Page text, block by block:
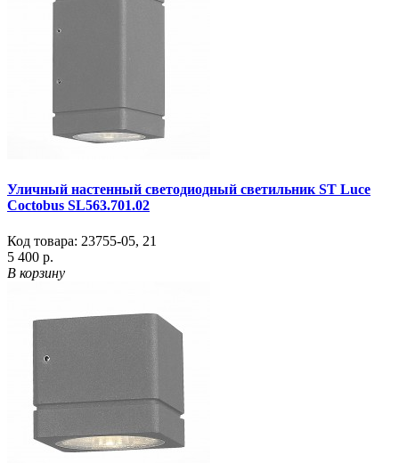
Уличный настенный светодиодный светильник ST Luce
Coctobus SL563.701.02
Код товара: 23755-05, 21
5 400 р.
В корзину